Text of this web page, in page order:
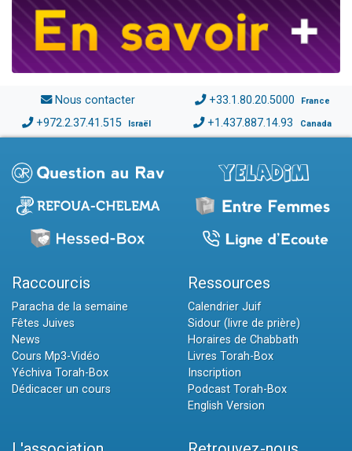
Nous contacter +33.1.80.20.5000 France
+972.2.37.41.515 Israël +1.437.887.14.93 Canada
Raccourcis
Paracha de la semaine
Fêtes Juives
News
Cours Mp3-Vidéo
Yéchiva Torah-Box
Dédicacer un cours
Ressources
Calendrier Juif
Sidour (livre de prière)
Horaires de Chabbath
Livres Torah-Box
Inscription
Podcast Torah-Box
English Version